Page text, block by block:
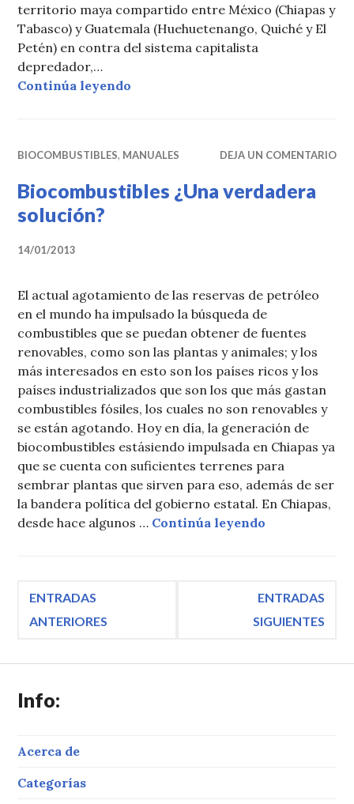
territorio maya compartido entre México (Chiapas y
Tabasco) y Guatemala (Huehuetenango, Quiché y El
Petén) en contra del sistema capitalista
depredador,…
Continúa leyendo
BIOCOMBUSTIBLES, MANUALES DEJA UN COMENTARIO
Biocombustibles ¿Una verdadera
solución?
14/01/2013
El actual agotamiento de las reservas de petróleo
en el mundo ha impulsado la búsqueda de
combustibles que se puedan obtener de fuentes
renovables, como son las plantas y animales; y los
más interesados en esto son los países ricos y los
países industrializados que son los que más gastan
combustibles fósiles, los cuales no son renovables y
se están agotando. Hoy en día, la generación de
biocombustibles estásiendo impulsada en Chiapas ya
que se cuenta con suficientes terrenes para
sembrar plantas que sirven para eso, además de ser
la bandera política del gobierno estatal. En Chiapas,
desde hace algunos … Continúa leyendo
Navegación
entradas
ENTRADAS
ANTERIORES
ENTRADAS
SIGUIENTES
Info:
Acerca de
Categorías